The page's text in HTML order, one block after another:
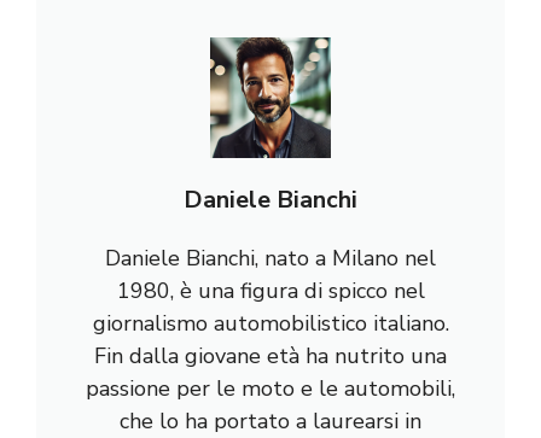
Daniele Bianchi
Daniele Bianchi, nato a Milano nel
1980, è una figura di spicco nel
giornalismo automobilistico italiano.
Fin dalla giovane età ha nutrito una
passione per le moto e le automobili,
che lo ha portato a laurearsi in